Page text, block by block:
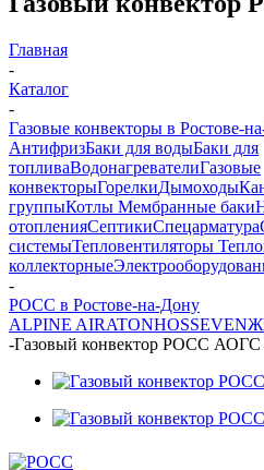
Главная
-
Каталог
-
Газовые конвекторы в Ростове-
АнтифризБаки для водыБаки для
топливаВодонагревателиГазовые
конвекторыГорелкиДымоходы
группыКотлы Мембранные баки
отопленияСептикиСпецарматура
системыТепловентиляторы
коллекторные
-
РОСС в Ростове-на-Дону
ALPINE AIRATONHOSSEVEN
-Газовый конвектор РОСС АОГС